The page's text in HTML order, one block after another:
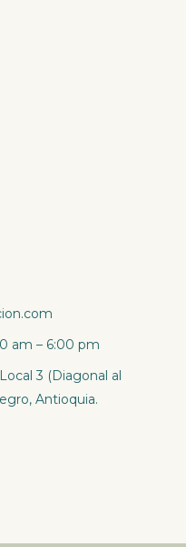
am – 6:00 pm
3 (Diagonal al
Antioquia.